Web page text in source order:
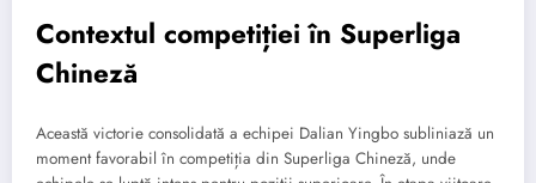
Contextul competiției în Superliga
Chineză
Această victorie consolidată a echipei Dalian Yingbo subliniază un
moment favorabil în competiția din Superliga Chineză, unde